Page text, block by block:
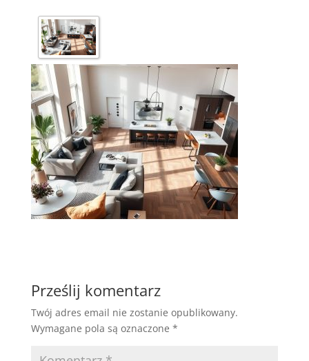
Prześlij komentarz
Twój adres email nie zostanie opublikowany.
Wymagane pola są oznaczone *